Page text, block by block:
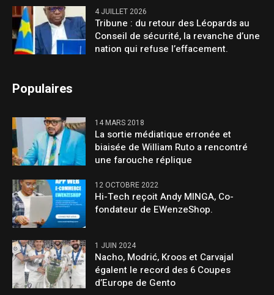
4 JUILLET 2026
Tribune : du retour des Léopards au
Conseil de sécurité, la revanche d’une
nation qui refuse l’effacement.
Populaires
14 MARS 2018
La sortie médiatique erronée et
biaisée de William Ruto a rencontré
une farouche réplique
12 OCTOBRE 2022
Hi-Tech reçoit Andy MINGA, Co-
fondateur de EWenzeShop.
1 JUIN 2024
Nacho, Modrić, Kroos et Carvajal
égalent le record des 6 Coupes
d’Europe de Gento